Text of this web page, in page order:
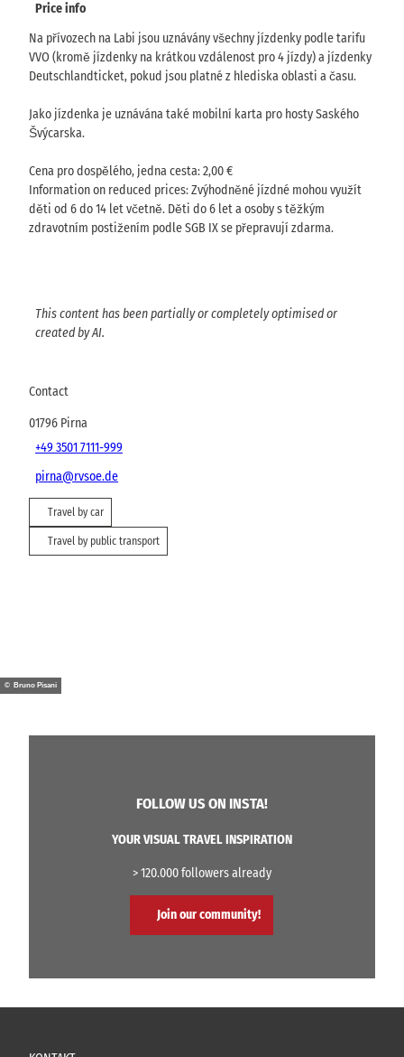
Price info
Na přívozech na Labi jsou uznávány všechny jízdenky podle tarifu
VVO (kromě jízdenky na krátkou vzdálenost pro 4 jízdy) a jízdenky
Deutschlandticket, pokud jsou platné z hlediska oblasti a času.
Jako jízdenka je uznávána také mobilní karta pro hosty Saského
Švýcarska.
Cena pro dospělého, jedna cesta: 2,00 €
Information on reduced prices: Zvýhodněné jízdné mohou využít
děti od 6 do 14 let včetně. Děti do 6 let a osoby s těžkým
zdravotním postižením podle SGB IX se přepravují zdarma.
This content has been partially or completely optimised or
created by AI.
Contact
01796 Pirna
+49 3501 7111-999
pirna@rvsoe.de
Travel by car
Travel by public transport
© Bruno Pisani
FOLLOW US ON INSTA!
YOUR VISUAL TRAVEL INSPIRATION
> 120.000 followers already
Join our community!